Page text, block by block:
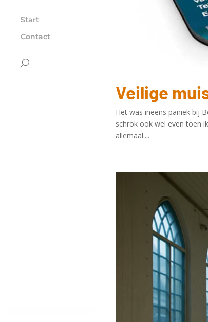
Start
Contact
Veilige
Het was ineens paniek bij
schrok ook wel even toen
allemaal....